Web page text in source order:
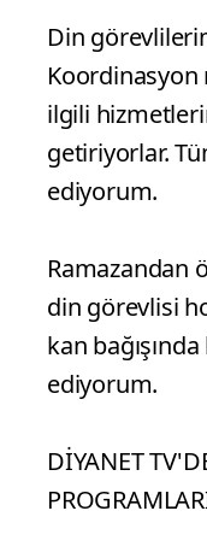
Din
Koordinasyon
ilgili
getiriyorlar.
ediyorum.
Ramazandan
din görevlisi
kan
ediyorum.
DİYANET